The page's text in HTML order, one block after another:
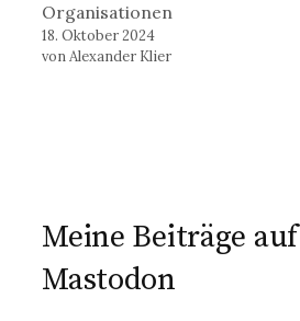
Organisationen
18. Oktober 2024
von Alexander Klier
Meine Beiträge auf
Mastodon